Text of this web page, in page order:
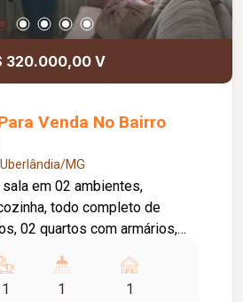
320.000,00 V
Venda No Bairro
MG
em 02 ambientes,
todo completo de
02 quartos com armários,
de garagem, escada.
1 1 1